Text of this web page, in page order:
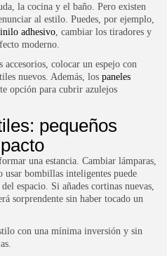
la cocina y el baño. Pero existen
al estilo. Puedes, por ejemplo,
adhesivo , cambiar los tiradores y
moderno.
colocar un espejo con
nuevos. Además, los paneles
opción para cubrir azulejos
pequeños
una estancia. Cambiar lámparas,
bombillas inteligentes puede
espacio. Si añades cortinas nuevas,
sorprendente sin haber tocado un
con una mínima inversión y sin